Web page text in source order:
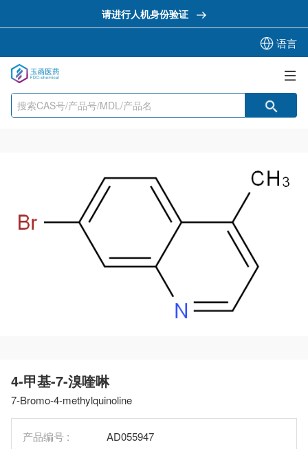
请进行人机身份验证
语言
4-甲基-7-溴喹啉
7-Bromo-4-methylquinoline
产品编号 :
AD055947